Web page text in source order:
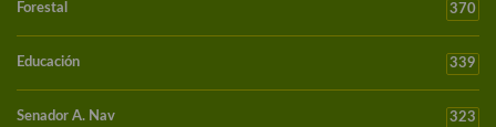
Forestal 370
Educación 339
Senador A. Nav 323